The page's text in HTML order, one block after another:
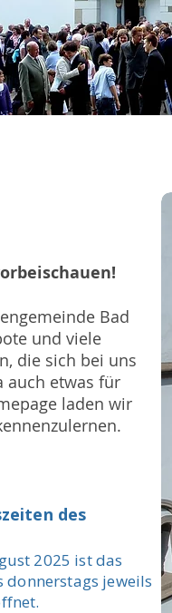
Bad
und viele
die sich bei uns
auch etwas für
laden wir
des
2025 ist das
jeweils